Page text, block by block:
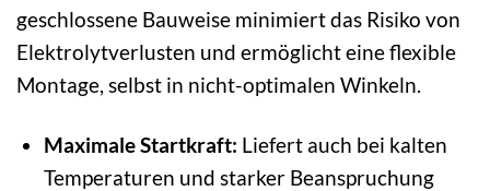
geschlossene Bauweise minimiert das Risiko von
Elektrolytverlusten und ermöglicht eine flexible
Montage, selbst in nicht-optimalen Winkeln.
Maximale Startkraft: Liefert auch bei kalten
Temperaturen und starker Beanspruchung